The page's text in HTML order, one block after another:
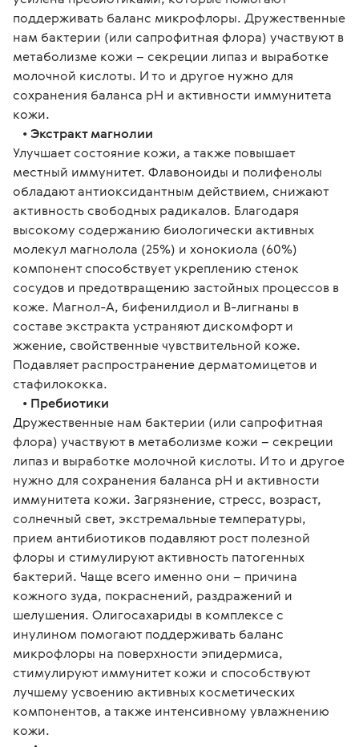
поддерживать баланс микрофлоры. Дружественные
нам бактерии (или сапрофитная флора) участвуют в
метаболизме кожи – секреции липаз и выработке
молочной кислоты. И то и другое нужно для
сохранения баланса рН и активности иммунитета
кожи.
•Экстракт магнолии
Улучшает состояние кожи, а также повышает
местный иммунитет. Флавоноиды и полифенолы
обладают антиоксидантным действием, снижают
активность свободных радикалов. Благодаря
высокому содержанию биологически активных
молекул магнолола (25%) и хонокиола (60%)
компонент способствует укреплению стенок
сосудов и предотвращению застойных процессов в
коже. Магнол-А, бифенилдиол и В-лигнаны в
составе экстракта устраняют дискомфорт и
жжение, свойственные чувствительной коже.
Подавляет распространение дерматомицетов и
стафилококка.
• Пребиотики
Дружественные нам бактерии (или сапрофитная
флора) участвуют в метаболизме кожи – секреции
липаз и выработке молочной кислоты. И то и другое
нужно для сохранения баланса рН и активности
иммунитета кожи. Загрязнение, стресс, возраст,
солнечный свет, экстремальные температуры,
прием антибиотиков подавляют рост полезной
флоры и стимулируют активность патогенных
бактерий. Чаще всего именно они – причина
кожного зуда, покраснений, раздражений и
шелушения. Олигосахариды в комплексе с
инулином помогают поддерживать баланс
микрофлоры на поверхности эпидермиса,
стимулируют иммунитет кожи и способствуют
лучшему усвоению активных косметических
компонентов, а также интенсивному увлажнению
кожи.